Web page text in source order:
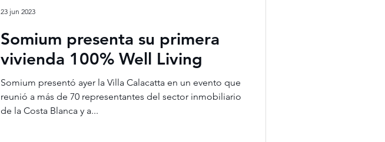
Somium presenta su primera
vivienda 100% Well Living
Somium presentó ayer la Villa Calacatta en un evento que
reunió a más de 70 representantes del sector inmobiliario
de la Costa Blanca y a...
23 jun 2023